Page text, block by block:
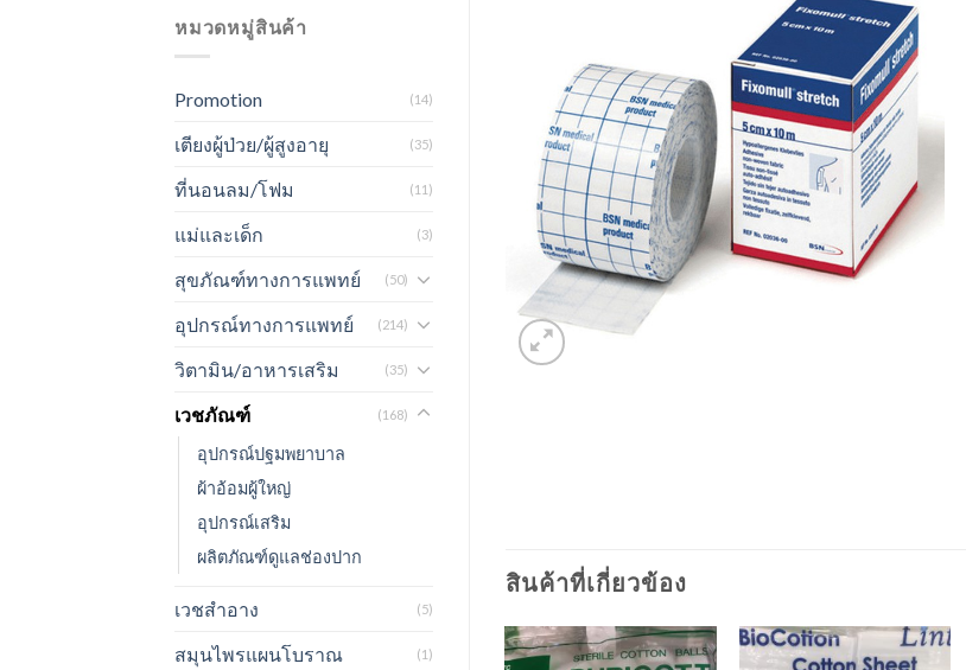
หมวดหมู่สินค้า
Promotion (14)
เตียงผู้ป่วย/ผู้สูงอายุ (35)
ที่นอนลม/โฟม (11)
แม่และเด็ก (3)
สุขภัณฑ์ทางการแพทย์ (50)
อุปกรณ์ทางการแพทย์ (214)
วิตามิน/อาหารเสริม (35)
เวชภัณฑ์ (168)
อุปกรณ์ปฐมพยาบาล
ผ้าอ้อมผู้ใหญ่
อุปกรณ์เสริม
ผลิตภัณฑ์ดูแลช่องปาก
เวชสำอาง (5)
สมุนไพรแผนโบราณ (1)
สินค้าที่เกี่ยวข้อง